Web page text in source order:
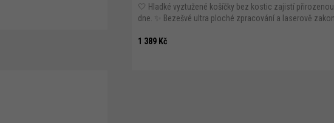
1 389 Kč
🤍 Hladké vyztužené košíčky bez kostic zajistí
dne. ✨ Bezešvé ultra ploché zpracování a laserově